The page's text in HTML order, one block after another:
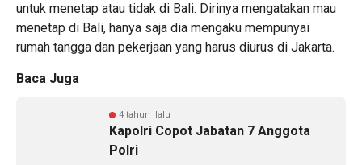
untuk menetap atau tidak di Bali. Dirinya mengatakan mau
menetap di Bali, hanya saja dia mengaku mempunyai
rumah tangga dan pekerjaan yang harus diurus di Jakarta.
Baca Juga
4 tahun lalu
Kapolri Copot Jabatan 7 Anggota
Polri